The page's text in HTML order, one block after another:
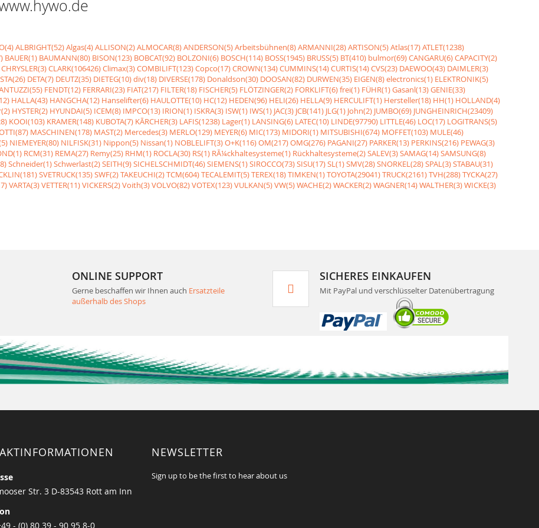
ALBRIGHT(52)Algas(4)ALLISON(2)ALMOCAR(8)ANDERSON(5)Arbeitsbühnen(8)ARMANNI(28)ARTISON(5)Atlas(17)ATLET(1238)
BAUER(1) BAUMANN(80) BISON(123) BOBCAT(92) BOLZONI(6) BOSCH(114) BOSS(1945) BRUSS(5) BT(410) bulmor(69)CANGARU(6)CAPACITY(2)
CHRYSLER(3)CLARK(106426)Climax(3)COMBILIFT(123)Copco(17)CROWN(134)CUMMINS(14)CURTIS(14)CVS(23) DAEWOO(43) DAIMLER(3)
DETA(7) DEUTZ(35) DIETEG(10)div(18) DIVERSE(178) Donaldson(30) DOOSAN(82) DURWEN(35) EIGEN(8)electronics(1) ELEKTRONIK(5)
FENDT(12) FERRARI(23) FIAT(217) FILTER(18) FISCHER(5) FLÖTZINGER(2) FORKLIFT(6)frei(1) FÜHR(1)Gasanl(13)GENIE(33)
HALLA(43) HANGCHA(12) Hanselifter(6) HAULOTTE(10) HC(12) HEDEN(96) HELI(26) HELLA(9) HERCULIFT(1) Hersteller(18) HH(1) HOLLAND(4)
HYSTER(2) HYUNDAI(5) ICEM(8) IMPCO(13) IRION(1) ISKRA(3) ISW(1) IWS(1) JAC(3) JCB(141) JLG(1) John(2) JUMBO(69) JUNGHEINRICH(23409)
KOOI(103) KRAMER(148) KUBOTA(7) KÃRCHER(3) LAFIS(1238) Lager(1) LANSING(6) LATEC(10) LINDE(97790) LITTLE(46) LOC(17) LOGITRANS(5)
MASCHINEN(178) MAST(2) Mercedes(3) MERLO(129) MEYER(6) MIC(173) MIDORI(1) MITSUBISHI(674) MOFFET(103) MULE(46)
NIEMEYER(80) NILFISK(31) Nippon(5) Nissan(1) NOBLELIFT(3)O+K(116)OM(217)OMG(276) PAGANI(27) PARKER(13) PERKINS(216) PEWAG(3)
RCM(31) REMA(27) Remy(25) RHM(1) ROCLA(30) RS(1) RÃ¼ckhaltesysteme(1) Rückhaltesysteme(2)SALEV(3)SAMAG(14)SAMSUNG(8)
Schneider(1)Schwerlast(2)SEITH(9)SICHELSCHMIDT(46)SIEMENS(1)SIROCCO(73)SISU(17)SL(1)SMV(28)SNORKEL(28)SPAL(3)STABAU(31)
SVETRUCK(135)SWF(2)TAKEUCHI(2)TCM(604)TECALEMIT(5)TEREX(18)TIMKEN(1)TOYOTA(29041)TRUCK(2161)TVH(288)TYCKA(27)
VARTA(3)VETTER(11)VICKERS(2)Voith(3)VOLVO(82)VOTEX(123)VULKAN(5)VW(5)WACHE(2)WACKER(2)WAGNER(14)WALTHER(3)WICKE(3)
ONLINE SUPPORT
Gerne beschaffen wir Ihnen auch Ersatzteile
außerhalb des Shops
SICHERES EINKAUFEN
Mit PayPal und verschlüsselter Datenübertragung
Str. 3 D-83543 Rott am Inn
- (0) 80 39 - 90 95 8-0
NEWSLETTER
Sign up to be the first to hear about us